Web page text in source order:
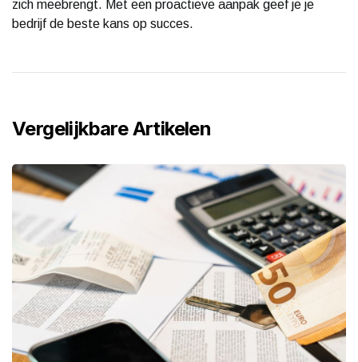
zich meebrengt. Met een proactieve aanpak geef je je
bedrijf de beste kans op succes.
Vergelijkbare Artikelen